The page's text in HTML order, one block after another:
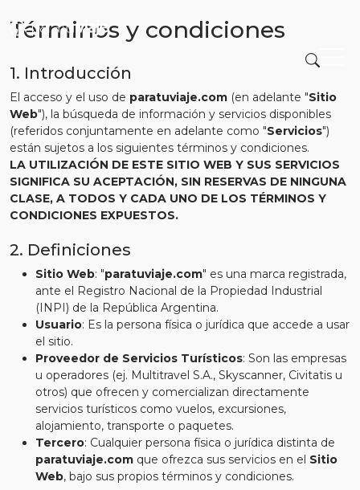
Términos y condiciones
1. Introducción
El acceso y el uso de paratuviaje.com (en adelante "Sitio
Web"), la búsqueda de información y servicios disponibles
(referidos conjuntamente en adelante como "Servicios")
están sujetos a los siguientes términos y condiciones.
LA UTILIZACIÓN DE ESTE SITIO WEB Y SUS SERVICIOS
SIGNIFICA SU ACEPTACIÓN, SIN RESERVAS DE NINGUNA
CLASE, A TODOS Y CADA UNO DE LOS TÉRMINOS Y
CONDICIONES EXPUESTOS.
2. Definiciones
Sitio Web: "paratuviaje.com" es una marca registrada,
ante el Registro Nacional de la Propiedad Industrial
(INPI) de la República Argentina.
Usuario: Es la persona física o jurídica que accede a usar
el sitio.
Proveedor de Servicios Turísticos: Son las empresas
u operadores (ej. Multitravel S.A., Skyscanner, Civitatis u
otros) que ofrecen y comercializan directamente
servicios turísticos como vuelos, excursiones,
alojamiento, transporte o paquetes.
Tercero: Cualquier persona física o jurídica distinta de
paratuviaje.com que ofrezca sus servicios en el Sitio
Web, bajo sus propios términos y condiciones.